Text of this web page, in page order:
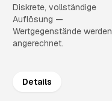
Diskrete, vollständige
Auflösung —
Wertgegenstände werden
angerechnet.
Details